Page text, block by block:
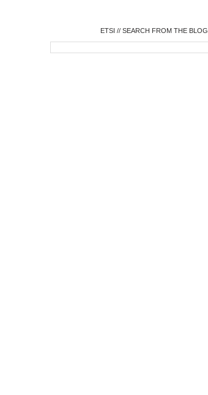
ETSI // SEARCH FROM THE BLOG